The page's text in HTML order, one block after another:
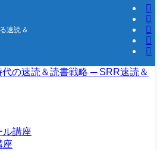
速読＆高速学習の研究所
ル講座
座